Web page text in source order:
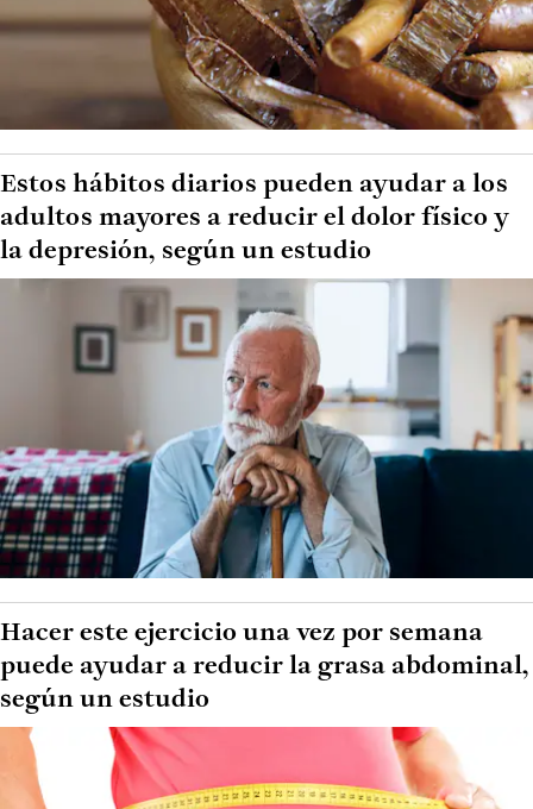
Estos hábitos diarios pueden ayudar a los
adultos mayores a reducir el dolor físico y
la depresión, según un estudio
Hacer este ejercicio una vez por semana
puede ayudar a reducir la grasa abdominal,
según un estudio